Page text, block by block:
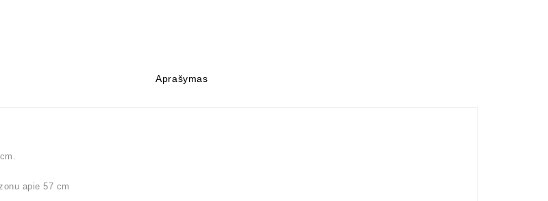
Aprašymas
apie 57 cm